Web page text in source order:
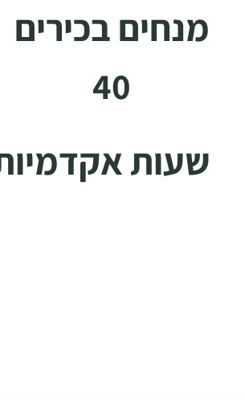
40
שעות
מנחים בכירים